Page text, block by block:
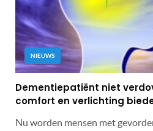
NIEUWS
Dementiepatiënt niet
comfort en verlichting
Nu worden mensen met